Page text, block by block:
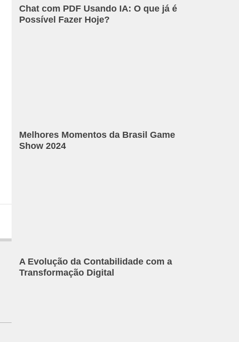
Chat com PDF Usando IA: O que já é
Possível Fazer Hoje?
Melhores Momentos da Brasil Game
Show 2024
A Evolução da Contabilidade com a
Transformação Digital